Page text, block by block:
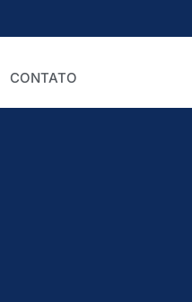
CONTATO